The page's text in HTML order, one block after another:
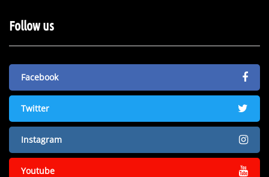
Follow us
Facebook
Twitter
Instagram
Youtube